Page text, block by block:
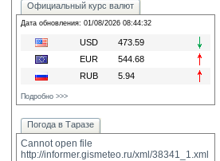
Официальный курс валют
Дата обновления: 01/08/2026 08:44:32
USD
473.59
EUR
544.68
RUB
5.94
Подробно >>>
Погода в Таразе
Cannot open file
http://informer.gismeteo.ru/xml/38341_1.xml